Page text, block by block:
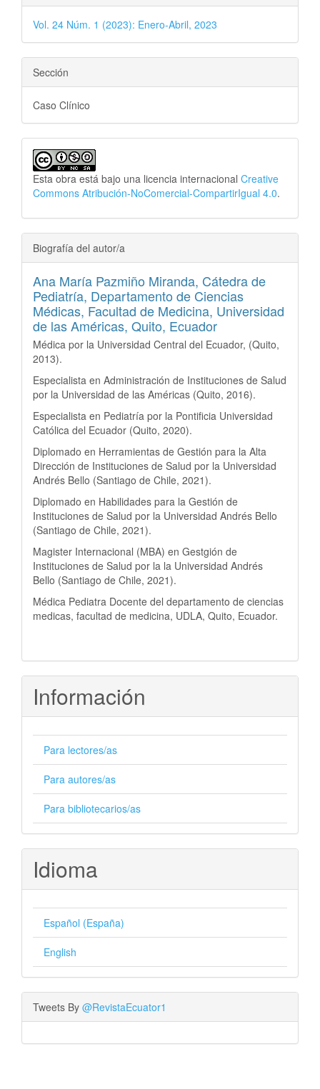
Vol. 24 Núm. 1 (2023): Enero-Abril, 2023
Sección
Caso Clínico
Esta obra está bajo una licencia internacional Creative
Commons Atribución-NoComercial-CompartirIgual 4.0.
Biografía del autor/a
Ana María Pazmiño Miranda, Cátedra de
Pediatría, Departamento de Ciencias
Médicas, Facultad de Medicina, Universidad
de las Américas, Quito, Ecuador
Médica por la Universidad Central del Ecuador, (Quito,
2013).
Especialista en Administración de Instituciones de Salud
por la Universidad de las Américas (Quito, 2016).
Especialista en Pediatría por la Pontificia Universidad
Católica del Ecuador (Quito, 2020).
Diplomado en Herramientas de Gestión para la Alta
Dirección de Instituciones de Salud por la Universidad
Andrés Bello (Santiago de Chile, 2021).
Diplomado en Habilidades para la Gestión de
Instituciones de Salud por la Universidad Andrés Bello
(Santiago de Chile, 2021).
Magister Internacional (MBA) en Gestgión de
Instituciones de Salud por la la Universidad Andrés
Bello (Santiago de Chile, 2021).
Médica Pediatra Docente del departamento de ciencias
medicas, facultad de medicina, UDLA, Quito, Ecuador.
Información
Para lectores/as
Para autores/as
Para bibliotecarios/as
Idioma
Español (España)
English
Tweets By @RevistaEcuator1